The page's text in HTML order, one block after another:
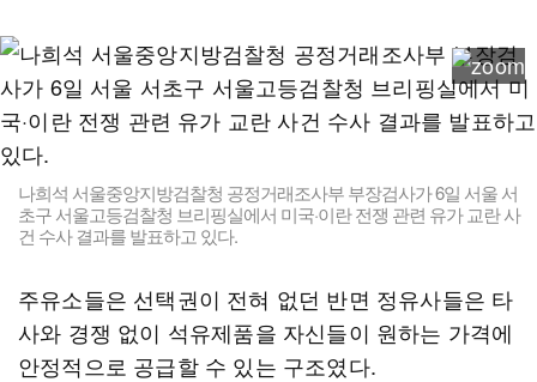
나희석 서울중앙지방검찰청 공정거래조사부 부장검사가 6일 서울 서
초구 서울고등검찰청 브리핑실에서 미국·이란 전쟁 관련 유가 교란 사
건 수사 결과를 발표하고 있다.
주유소들은 선택권이 전혀 없던 반면 정유사들은 타
사와 경쟁 없이 석유제품을 자신들이 원하는 가격에
안정적으로 공급할 수 있는 구조였다.